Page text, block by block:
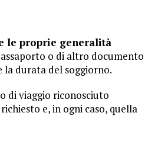
le proprie generalità
o di altro documento
durata del soggiorno.
di viaggio riconosciuto
e, in ogni caso, quella